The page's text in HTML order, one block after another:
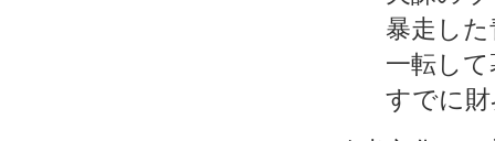
暴走した
一転して幕
すでに財界